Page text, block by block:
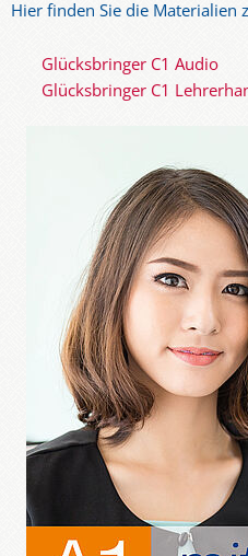
Hier finden Sie die Materialien
Glücksbringer C1 Audio
Glücksbringer C1